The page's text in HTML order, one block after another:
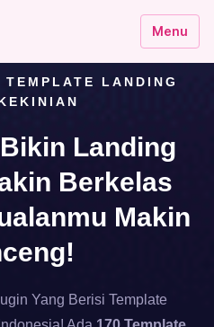
LANDING
Landing
Berkelas
Makin
Yang Berisi Template
Menu